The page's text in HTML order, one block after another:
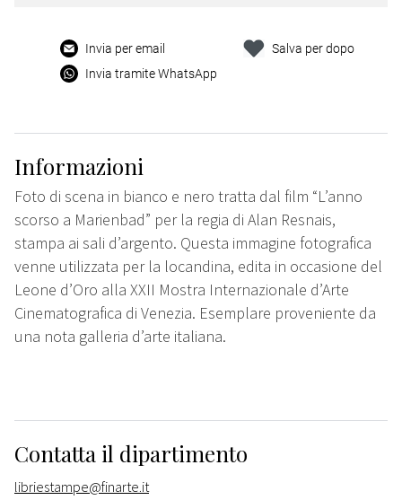
Invia per email
Invia tramite WhatsApp
Salva per dopo
Informazioni
Foto di scena in bianco e nero tratta dal film “L’anno
scorso a Marienbad” per la regia di Alan Resnais,
stampa ai sali d’argento. Questa immagine fotografica
venne utilizzata per la locandina, edita in occasione del
Leone d’Oro alla XXII Mostra Internazionale d’Arte
Cinematografica di Venezia. Esemplare proveniente da
una nota galleria d’arte italiana.
Contatta il dipartimento
libriestampe@finarte.it